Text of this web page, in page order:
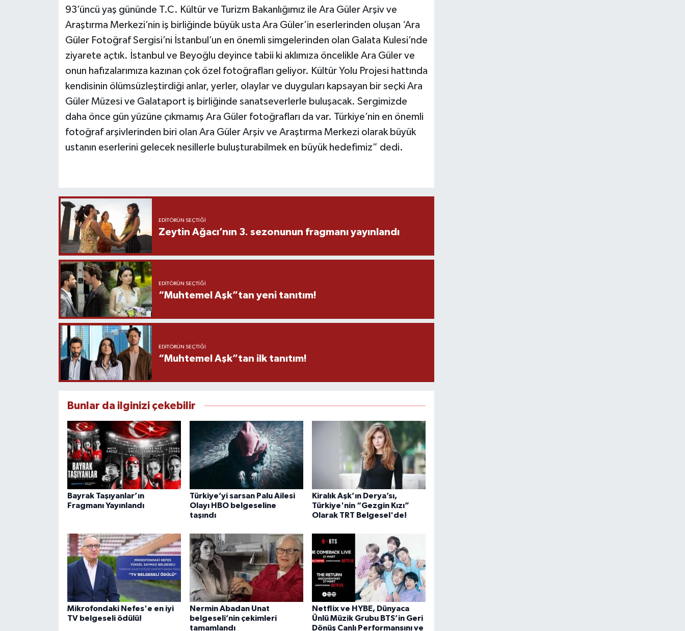
93’üncü yaş gününde T.C. Kültür ve Turizm Bakanlığımız ile Ara Güler Arşiv ve
Araştırma Merkezi’nin iş birliğinde büyük usta Ara Güler’in eserlerinden oluşan ‘Ara
Güler Fotoğraf Sergisi’ni İstanbul’un en önemli simgelerinden olan Galata Kulesi’nde
ziyarete açtık. İstanbul ve Beyoğlu deyince tabii ki aklımıza öncelikle Ara Güler ve
onun hafızalarımıza kazınan çok özel fotoğrafları geliyor. Kültür Yolu Projesi hattında
kendisinin ölümsüzleştirdiği anlar, yerler, olaylar ve duyguları kapsayan bir seçki Ara
Güler Müzesi ve Galataport iş birliğinde sanatseverlerle buluşacak. Sergimizde
daha önce gün yüzüne çıkmamış Ara Güler fotoğrafları da var. Türkiye’nin en önemli
fotoğraf arşivlerinden biri olan Ara Güler Arşiv ve Araştırma Merkezi olarak büyük
ustanın eserlerini gelecek nesillerle buluşturabilmek en büyük hedefimiz” dedi.
EDITÖRÜN SEÇTIĞI
Zeytin Ağacı’nın 3. sezonunun fragmanı yayınlandı
EDITÖRÜN SEÇTIĞI
“Muhtemel Aşk”tan yeni tanıtım!
EDITÖRÜN SEÇTIĞI
“Muhtemel Aşk”tan ilk tanıtım!
Bunlar da ilginizi çekebilir
Bayrak Taşıyanlar’ın
Fragmanı Yayınlandı
Türkiye’yi sarsan Palu Ailesi
Olayı HBO belgeseline
taşındı
Kiralık Aşk’ın Derya’sı,
Türkiye'nin “Gezgin Kızı”
Olarak TRT Belgesel'de!
Mikrofondaki Nefes'e en iyi
TV belgeseli ödülü!
Nermin Abadan Unat
belgeseli’nin çekimleri
tamamlandı
Netflix ve HYBE, Dünyaca
Ünlü Müzik Grubu BTS’in Geri
Dönüş Canlı Performansını ve